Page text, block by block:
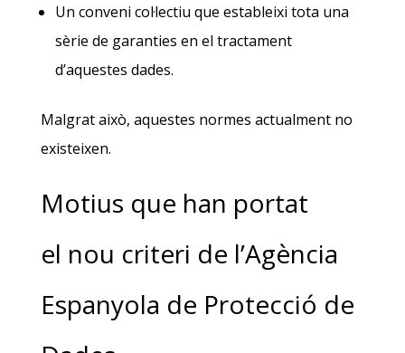
Un conveni col·lectiu que estableixi tota una
sèrie de garanties en el tractament
d’aquestes dades.
Malgrat això, aquestes normes actualment no
existeixen.
Motius que han portat
el nou criteri de l’Agència
Espanyola de Protecció de